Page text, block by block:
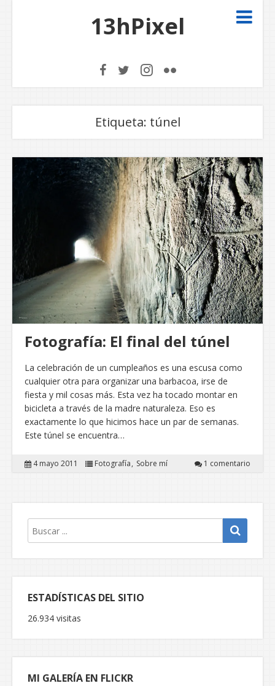
13hPixel
Etiqueta: túnel
Fotografía: El final del túnel
La celebración de un cumpleaños es una escusa como
cualquier otra para organizar una barbacoa, irse de
fiesta y mil cosas más. Esta vez ha tocado montar en
bicicleta a través de la madre naturaleza. Eso es
exactamente lo que hicimos hace un par de semanas.
Este túnel se encuentra…
4 mayo 2011 Fotografía Sobre mí 1 comentario
ESTADÍSTICAS DEL SITIO
26.934 visitas
MI GALERÍA EN FLICKR